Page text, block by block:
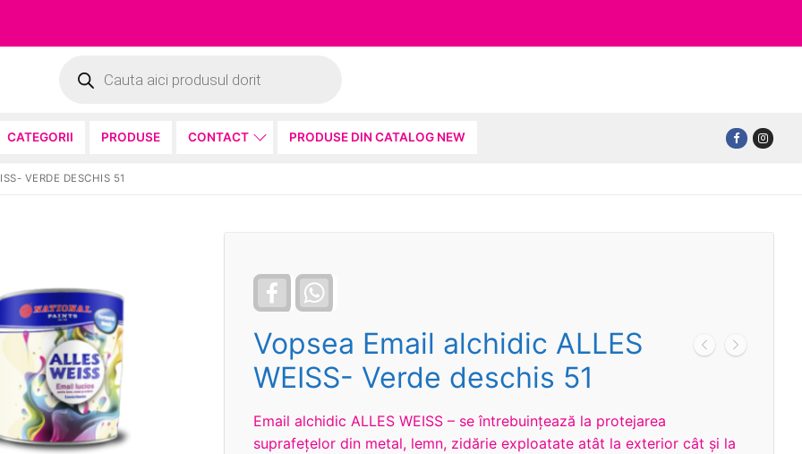
search
CATEGORII PRODUSE CONTACT PRODUSE DIN CATALOG NEW
VERDE DESCHIS 51
Facebook
Vopsea Email alchidic ALLES
WEISS- Verde deschis 51
Email alchidic ALLES WEISS – se întrebuinţează la protejarea
suprafeţelor din metal, lemn, zidărie exploatate atât la exterior cât şi la